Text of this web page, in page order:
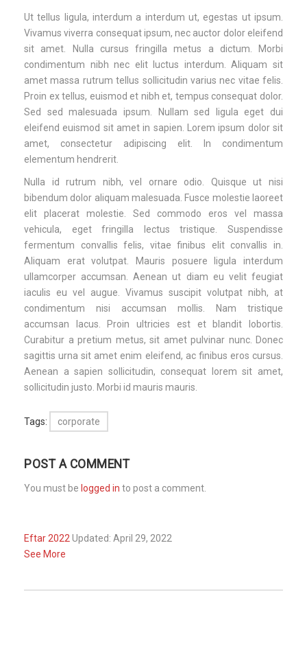
Ut tellus ligula, interdum a interdum ut, egestas ut ipsum.
Vivamus viverra consequat ipsum, nec auctor dolor eleifend
sit amet. Nulla cursus fringilla metus a dictum. Morbi
condimentum nibh nec elit luctus interdum. Aliquam sit
amet massa rutrum tellus sollicitudin varius nec vitae felis.
Proin ex tellus, euismod et nibh et, tempus consequat dolor.
Sed sed malesuada ipsum. Nullam sed ligula eget dui
eleifend euismod sit amet in sapien. Lorem ipsum dolor sit
amet, consectetur adipiscing elit. In condimentum
elementum hendrerit.
Nulla id rutrum nibh, vel ornare odio. Quisque ut nisi
bibendum dolor aliquam malesuada. Fusce molestie laoreet
elit placerat molestie. Sed commodo eros vel massa
vehicula, eget fringilla lectus tristique. Suspendisse
fermentum convallis felis, vitae finibus elit convallis in.
Aliquam erat volutpat. Mauris posuere ligula interdum
ullamcorper accumsan. Aenean ut diam eu velit feugiat
iaculis eu vel augue. Vivamus suscipit volutpat nibh, at
condimentum nisi accumsan mollis. Nam tristique
accumsan lacus. Proin ultricies est et blandit lobortis.
Curabitur a pretium metus, sit amet pulvinar nunc. Donec
sagittis urna sit amet enim eleifend, ac finibus eros cursus.
Aenean a sapien sollicitudin, consequat lorem sit amet,
sollicitudin justo. Morbi id mauris mauris.
Tags: corporate
POST A COMMENT
You must be logged in to post a comment.
Eftar 2022 Updated: April 29, 2022
See More